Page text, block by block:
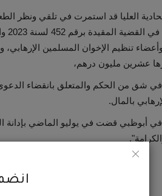
العليا قد استمرت في تلقي ونظر
عشرين مليون درهم،
بالمال.
في أبوظبي قضت في يوليو الماضي بإدانة